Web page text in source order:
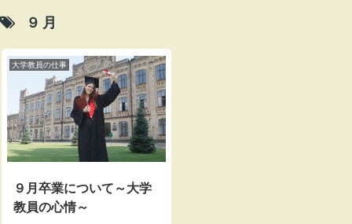
９月
大学教員の仕事
９月卒業について～大学
教員の心情～